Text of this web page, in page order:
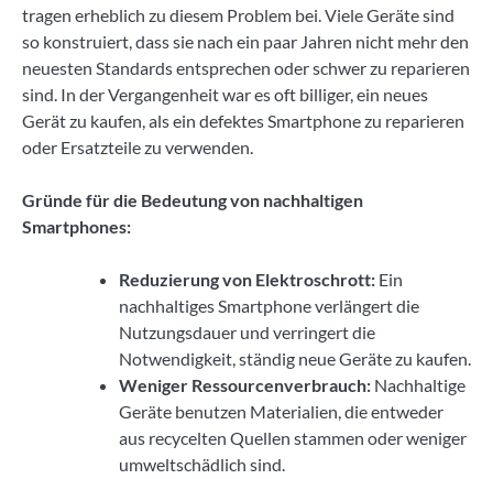
tragen erheblich zu diesem Problem bei. Viele Geräte sind
so konstruiert, dass sie nach ein paar Jahren nicht mehr den
neuesten Standards entsprechen oder schwer zu reparieren
sind. In der Vergangenheit war es oft billiger, ein neues
Gerät zu kaufen, als ein defektes Smartphone zu reparieren
oder Ersatzteile zu verwenden.
Gründe für die Bedeutung von nachhaltigen
Smartphones:
Reduzierung von Elektroschrott: Ein
nachhaltiges Smartphone verlängert die
Nutzungsdauer und verringert die
Notwendigkeit, ständig neue Geräte zu kaufen.
Weniger Ressourcenverbrauch: Nachhaltige
Geräte benutzen Materialien, die entweder
aus recycelten Quellen stammen oder weniger
umweltschädlich sind.